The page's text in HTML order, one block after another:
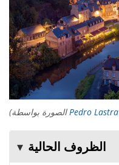
(الصورة بواسطةPedro Lastra
الظروف الحالية